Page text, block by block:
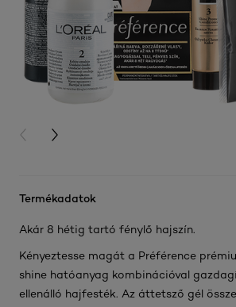
PREVIOUS CARD
NEXT CARD
Termékadatok
Akár 8 hétig tartó fénylő hajszín.
Kényeztesse magát a Préférence
shine hatóanyag kombinációval
ellenálló hajfesték. Az áttetsző gél